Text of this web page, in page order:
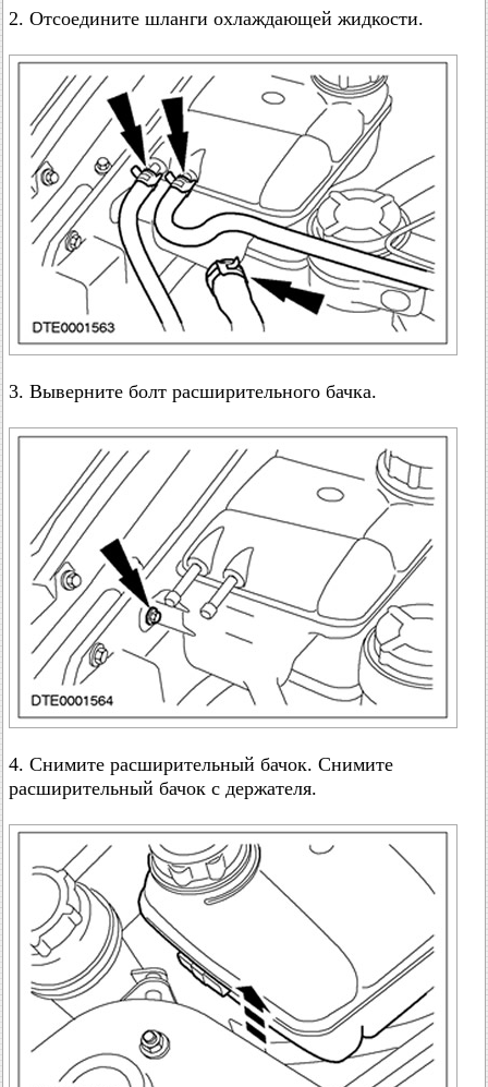
2. Отсоедините шланги охлаждающей жидкости.
3. Выверните болт расширительного бачка.
4. Снимите расширительный бачок. Снимите
расширительный бачок с держателя.